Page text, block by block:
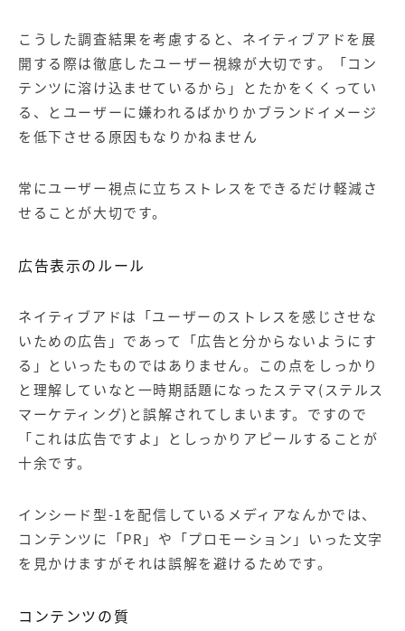
こうした調査結果を考慮すると、ネイティブアドを展
開する際は徹底したユーザー視線が大切です。「コン
テンツに溶け込ませているから」とたかをくくってい
る、とユーザーに嫌われるばかりかブランドイメージ
を低下させる原因もなりかねません
常にユーザー視点に立ちストレスをできるだけ軽減さ
せることが大切です。
広告表示のルール
ネイティブアドは「ユーザーのストレスを感じさせな
いための広告」であって「広告と分からないようにす
る」といったものではありません。この点をしっかり
と理解していなと一時期話題になったステマ(ステルス
マーケティング)と誤解されてしまいます。ですので
「これは広告ですよ」としっかりアピールすることが
十余です。
インシード型-1を配信しているメディアなんかでは、
コンテンツに「PR」や「プロモーション」いった文字
を見かけますがそれは誤解を避けるためです。
コンテンツの質